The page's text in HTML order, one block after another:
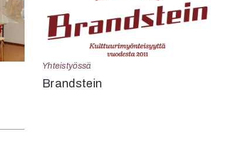
Yhteistyössä
Brandstein